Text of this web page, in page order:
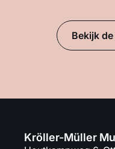
Bekijk
Kröller-Müller